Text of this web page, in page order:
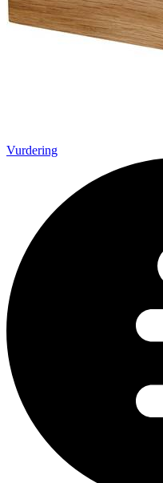
Vurdering